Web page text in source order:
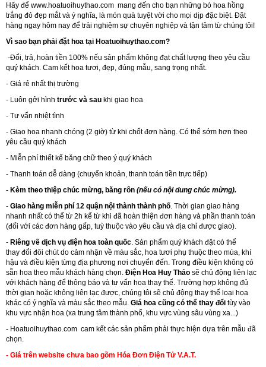
Hãy để www.hoatuoihuythao.com mang đến cho bạn những bó hoa hồng
trắng đỏ đẹp mắt và ý nghĩa, là món quà tuyệt vời cho mọi dịp đặc biệt. Đặt
hàng ngay hôm nay để trải nghiệm sự chuyên nghiệp và tận tâm từ chúng tôi!
Vì sao bạn phải đặt hoa tại Hoatuoihuythao.com?
-Đổi, trả, hoàn tiền 100% nếu sản phẩm không đạt chất lượng theo yêu cầu
quý khách. Cam kết hoa tươi, đẹp, đúng mẫu, sang trọng nhất.
- Giá rẻ nhất thị trường
- Luôn gởi hình trước và sau khi giao hoa
- Tư vấn nhiệt tình
- Giao hoa nhanh chóng (2 giờ) từ khi chốt đơn hàng. Có thể sớm hơn theo
yêu cầu quý khách
- Miễn phí thiết kế băng chữ theo ý quý khách
- Thanh toán dễ dàng (chuyển khoản, thanh toán tiền trực tiếp)
- Kèm theo thiệp chúc mừng, băng rôn (nếu có nội dung chúc mừng).
- Giao hàng miễn phí 12 quận nội thành thành phố. Thời gian giao hàng
nhanh nhất có thể từ 2h kể từ khi đã hoàn thiện đơn hàng và phần thanh toán
(đối với các đơn hàng gấp, tuỳ thuộc vào yêu cầu và địa chỉ được giao).
- Riêng về dịch vụ điện hoa toàn quốc. Sản phẩm quý khách đặt có thể
thay đổi đôi chút do cảm nhận về màu sắc, hoa tươi phụ thuộc theo mùa, khí
hậu và điều kiện từng địa phương nơi chuyển đến. Trong điều kiện không có
sẵn hoa theo mẫu khách hàng chọn. Điện Hoa Huy Thảo sẽ chủ động liên lạc
với khách hàng để thông báo và tư vấn hoa thay thế. Trường hợp không đủ
thời gian hoặc không liên lạc được, chúng tôi sẽ chủ động thay thế loại hoa
khác có ý nghĩa và màu sắc theo mẫu. Giá hoa cũng có thể thay đổi tùy vào
khu vực nhận hoa (xa trung tâm thành phố, khu vực vùng sâu vùng xa...)
- Hoatuoihuythao.com cam kết các sản phẩm phải thực hiện dựa trên mẫu đã
chọn.
- Giá trên website chưa bao gồm Hóa Đơn Điện Tử V.A.T.